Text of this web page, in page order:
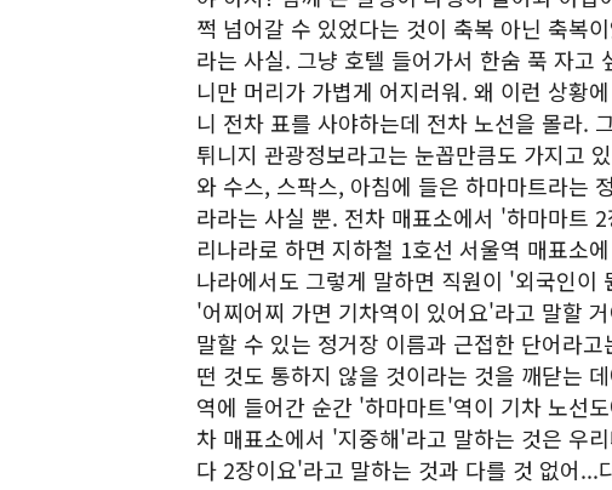
쩍 넘어갈 수 있었다는 것이 축복 아닌 축복
라는 사실. 그냥 호텔 들어가서 한숨 푹 자고
니만 머리가 가볍게 어지러워. 왜 이런 상황
니 전차 표를 사야하는데 전차 노선을 몰라.
튀니지 관광정보라고는 눈꼽만큼도 가지고
와 수스, 스팍스, 아침에 들은 하마마트라는
라라는 사실 뿐. 전차 매표소에서 '하마마트
리나라로 하면 지하철 1호선 서울역 매표소
나라에서도 그렇게 말하면 직원이 '외국인이
'어찌어찌 가면 기차역이 있어요'라고 말할
말할 수 있는 정거장 이름과 근접한 단어라
떤 것도 통하지 않을 것이라는 것을 깨닫는
역에 들어간 순간 '하마마트'역이 기차 노선
차 매표소에서 '지중해'라고 말하는 것은 우
다 2장이요'라고 말하는 것과 다를 것 없어...